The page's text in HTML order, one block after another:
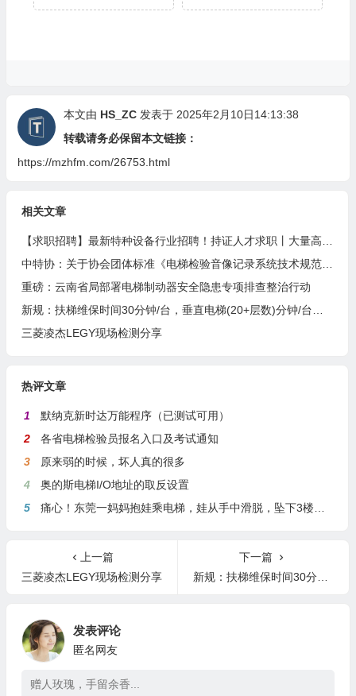
本文由 HS_ZC发表于 2025年2月10日14:13:38
转载请务必保留本文链接：
https://mzhfm.com/26753.html
相关文章
【求职招聘】最新特种设备行业招聘！持证人才求职丨大量高薪职位等你来–44
中特协：关于协会团体标准《电梯检验音像记录系统技术规范》征求意见的通知
重磅：云南省局部署电梯制动器安全隐患专项排查整治行动
新规：扶梯维保时间30分钟/台，垂直电梯(20+层数)分钟/台…1月31日起执行
三菱凌杰LEGY现场检测分享
热评文章
1
默纳克新时达万能程序（已测试可用）
2
各省电梯检验员报名入口及考试通知
3
原来弱的时候，坏人真的很多
4
奥的斯电梯I/O地址的取反设置
5
痛心！东莞一妈妈抱娃乘电梯，娃从手中滑脱，坠下3楼身亡
上一篇
三菱凌杰LEGY现场检测分享
下一篇
新规：扶梯维保时间30分钟/台，垂直电梯(20+层数)分钟/台…1月31日起执行
发表评论
匿名网友